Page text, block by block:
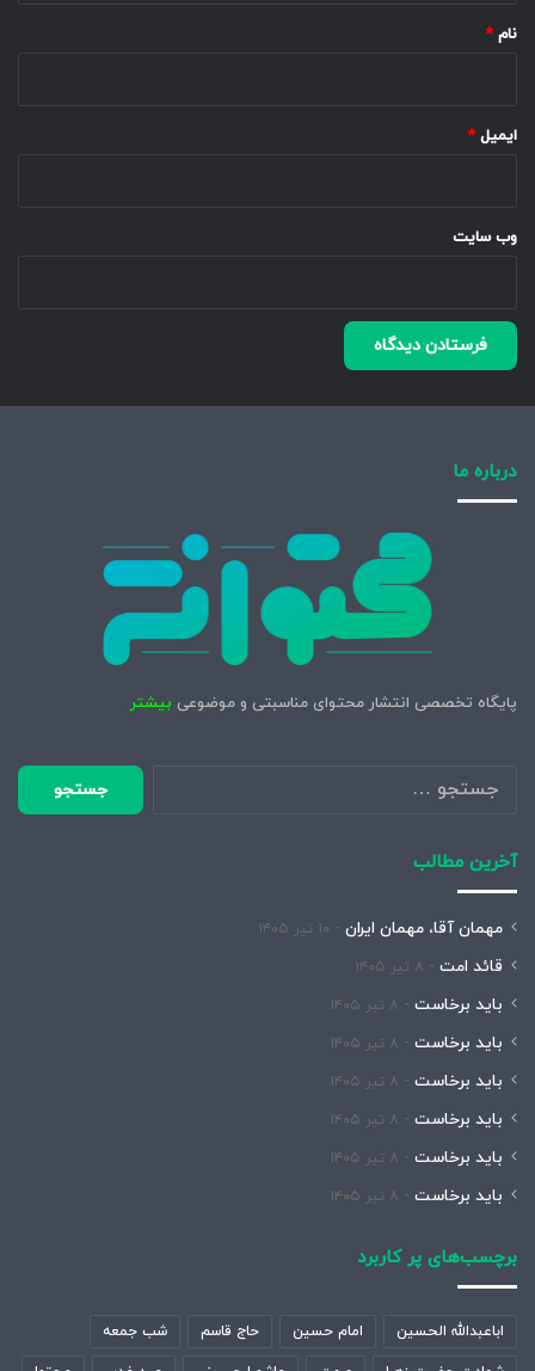
نام *
ایمیل *
وب‌ سایت
درباره ما
پایگاه تخصصی انتشار محتوای مناسبتی و موضوعی بیشتر
جستجو
برای:
آخرین مطالب
مهمان آقا، مهمان ایران ۱۰ تیر ۱۴۰۵
قائد امت ۸ تیر ۱۴۰۵
باید برخاست ۸ تیر ۱۴۰۵
باید برخاست ۸ تیر ۱۴۰۵
باید برخاست ۸ تیر ۱۴۰۵
باید برخاست ۸ تیر ۱۴۰۵
باید برخاست ۸ تیر ۱۴۰۵
باید برخاست ۸ تیر ۱۴۰۵
برچسب‌های پر کاربرد
اباعبدالله الحسین امام حسین حاج قاسم شب جمعه